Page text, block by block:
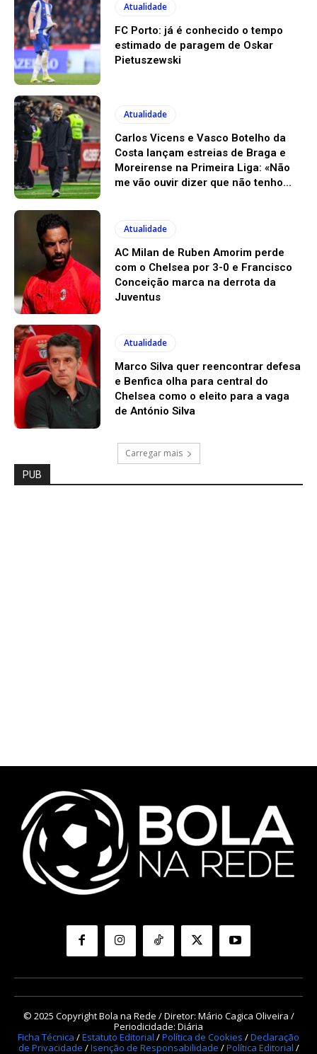
Atualidade
FC Porto: já é conhecido o tempo
estimado de paragem de Oskar
Pietuszewski
Atualidade
Carlos Vicens e Vasco Botelho da
Costa lançam estreias de Braga e
Moreirense na Primeira Liga: «Não
me vão ouvir dizer que não tenho...
Atualidade
AC Milan de Ruben Amorim perde
com o Chelsea por 3-0 e Francisco
Conceição marca na derrota da
Juventus
Atualidade
Marco Silva quer reencontrar defesa
e Benfica olha para central do
Chelsea como o eleito para a vaga
de António Silva
Carregar mais
PUB
© 2025 Copyright Bola na Rede / Diretor: Mário Cagica Oliveira /
Periodicidade: Diária
Ficha Técnica /Estatuto Editorial /Política de Cookies /Declaração
de Privacidade /Isenção de Responsabilidade /Política Editorial /